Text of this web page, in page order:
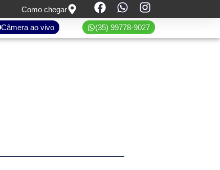
Como chegar
Câmera ao vivo (35) 99778-9027